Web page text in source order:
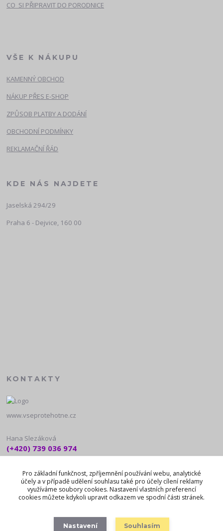
CO SI PŘIPRAVIT DO PORODNICE
VŠE K NÁKUPU
KAMENNÝ OBCHOD
NÁKUP PŘES E-SHOP
ZPŮSOB PLATBY A DODÁNÍ
OBCHODNÍ PODMÍNKY
REKLAMAČNÍ ŘÁD
KDE NÁS NAJDETE
Jaselská 294/29
Praha 6 - Dejvice, 160 00
KONTAKTY
www.vseprotehotne.cz
Hana Slezáková
(+420) 739 036 974
10:00 - 18:00
noreply@vseprotehotne.cz
Pro základní funkčnost, zpříjemnění používání webu, analytické
účely a v případě udělení souhlasu také pro účely cílení reklamy
využíváme soubory cookies. Nastavení vlastních preferencí
cookies můžete kdykoli upravit odkazem ve spodní části stránek.
Nastavení Souhlasím